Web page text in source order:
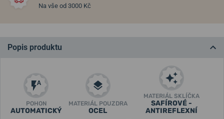
Na vše od 3000 Kč
Popis produktu
POHON
AUTOMATICKÝ
MATERIÁL POUZDRA
OCEL
MATERIÁL SKLÍČKA
SAFÍROVÉ -
ANTIREFLEXNÍ